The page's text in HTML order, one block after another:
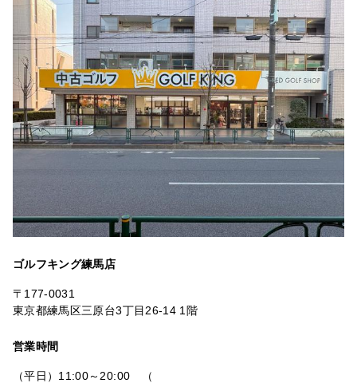
ゴルフキング練馬店
〒177-0031
東京都練馬区三原台3丁目26-14 1階
営業時間
（平日）11:00～20:00 （